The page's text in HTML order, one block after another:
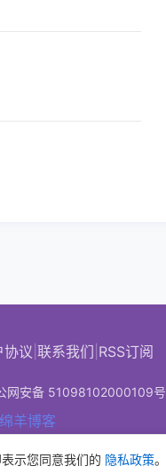
协议 联系我们 RSS订阅
网安备 51098102000109号
羊博客
示您同意我们的 隐私政策。